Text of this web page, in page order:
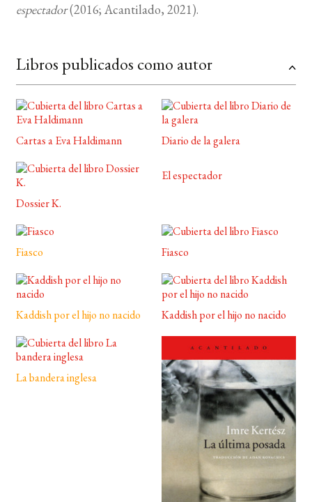
espectador(2016; Acantilado, 2021).
Libros publicados como autor
Cartas a Eva Haldimann Diario de la galera
Dossier K.
El espectador
Fiasco Fiasco
Kaddish por el hijo no nacido Kaddish por el hijo no nacido
La bandera inglesa